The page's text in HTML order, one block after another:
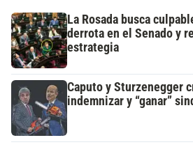
La Rosada busca
derrota en el Senado y
estrategia
Caputo y Sturzenegger
indemnizar y “ganar”